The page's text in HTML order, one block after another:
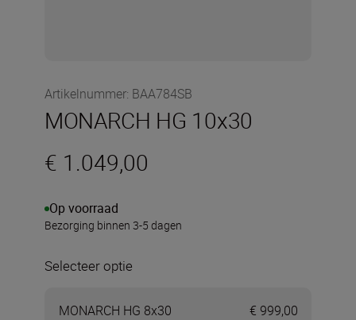
Artikelnummer: BAA784SB
MONARCH HG 10x30
€ 1.049,00
Op voorraad
Bezorging binnen 3-5 dagen
Selecteer optie
MONARCH HG 8x30 € 999,00